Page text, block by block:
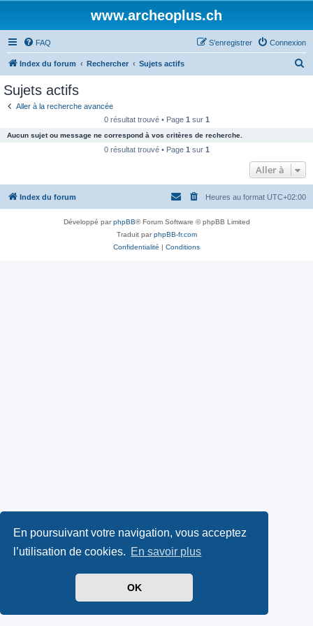
En poursuivant votre navigation, vous acceptez
l’utilisation de cookies. En savoir plus
OK
www.archeoplus.ch
FAQ Connexion
S’enregistrer
Index du forum Rechercher Sujets actifs
c
e
Sujets actifs
Aller à la recherche avancée
0 résultat trouvé • Page 1 sur 1
Aucun sujet ou message ne correspond à vos critères de recherche.
0 résultat trouvé • Page 1 sur 1
Aller à
Index du forum Heures au format UTC+02:00
Développé parphpBB® Forum Software © phpBB Limited
Traduit parphpBB-fr.com
Confidentialité | Conditions